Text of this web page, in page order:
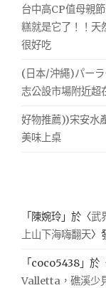
台中高CP值母親
糕就是它了！！天
很好吃
(日本/沖繩)パー
志公設市場附近超
好物推薦))宋安水
美味上桌
「 陳婉玲 」於〈武
上山下海嗨翻天〉
「 coco5438 」於
Valletta，礁溪少